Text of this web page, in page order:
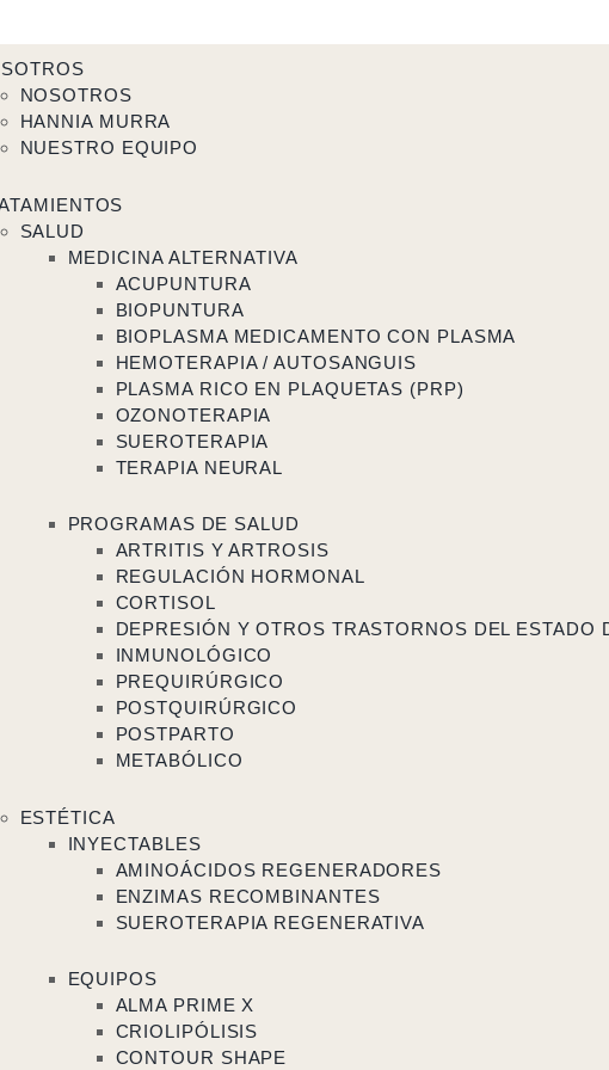
NOSOTROS
HANNIA MURRA
NUESTRO EQUIPO
SALUD
MEDICINA ALTERNATIVA
ACUPUNTURA
BIOPUNTURA
BIOPLASMA MEDICAMENTO CON PLASMA
HEMOTERAPIA / AUTOSANGUIS
PLASMA RICO EN PLAQUETAS (PRP)
OZONOTERAPIA
SUEROTERAPIA
TERAPIA NEURAL
PROGRAMAS DE SALUD
ARTRITIS Y ARTROSIS
REGULACIÓN HORMONAL
CORTISOL
DEPRESIÓN Y OTROS TRASTORNOS DEL ESTADO
INMUNOLÓGICO
PREQUIRÚRGICO
POSTQUIRÚRGICO
POSTPARTO
METABÓLICO
ESTÉTICA
INYECTABLES
AMINOÁCIDOS REGENERADORES
ENZIMAS RECOMBINANTES
SUEROTERAPIA REGENERATIVA
EQUIPOS
ALMA PRIME X
CRIOLIPÓLISIS
CONTOUR SHAPE